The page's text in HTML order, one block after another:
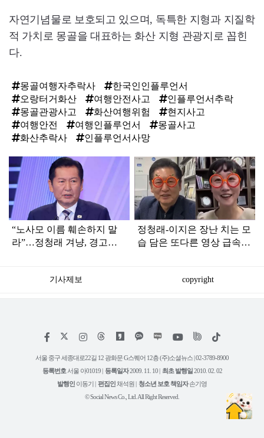
자연기념물로 보호되고 있으며, 독특한 지형과 지질학
적 가치로 몽골을 대표하는 화산 지형 관광지로 꼽힌
다.
몽골여행자추락사
한국인인플루언서
오랑터거화산
여행안전사고
인플루언서추락
몽골관광사고
화산여행위험
현지사고
여행안전
여행인플루언서
몽골사고
화산추락사
인플루언서사망
탑
라
인
“노사모 이름 훼손하지 말
라”…정청래 겨냥, 경고장
정청래-이지은 장난 치는 모
습 담은 또다른 영상 급속
기사제보 copyright
페
스
인
타
램
위
트
유
튜
틱
서울 중구 세종대로22길 12 광화문 G스퀘어 12층 (주)소셜뉴스 | 02-3789-8900
등록번호 서울 아01019 | 등록일자2009. 11. 10 | 최초 발행일 2010. 02. 02
발행인 이동기 | 편집인 채석원 | 청소년 보호 책임자손기영
© Social News Co., Ltd. All Right Reserved.